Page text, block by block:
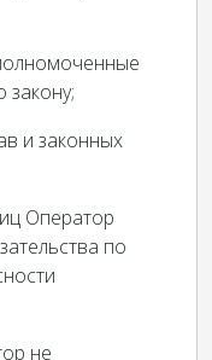
закону;
и законных
Оператор
по
не